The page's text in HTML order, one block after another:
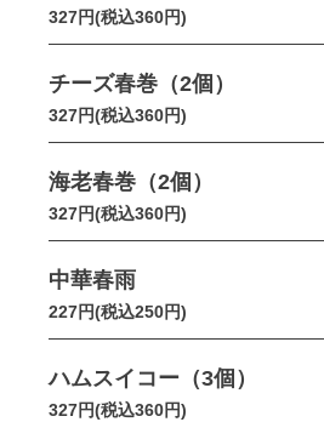
327円(税込360円)
チーズ春巻（2個）
327円(税込360円)
海老春巻（2個）
327円(税込360円)
中華春雨
227円(税込250円)
ハムスイコー（3個）
327円(税込360円)